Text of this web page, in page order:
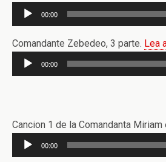
Reproductor
de
audio
00:00
Comandante Zebedeo, 3 parte. Lea
Reproductor
de
00:00
Cancion 1 de la Comandanta
Reproductor
de
00:00